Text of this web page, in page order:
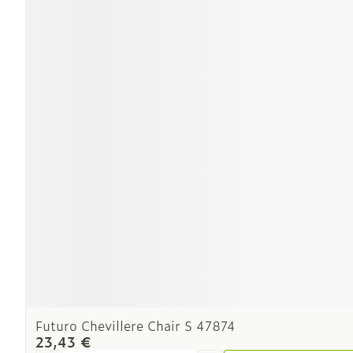
Futuro Chevillere Chair S 47874
23,43 €